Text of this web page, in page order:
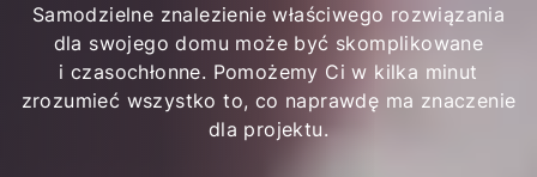
Samodzielne znalezienie właściwego rozwiązania
dla swojego domu może być skomplikowane
i czasochłonne. Pomożemy Ci w kilka minut
zrozumieć wszystko to, co naprawdę ma znaczenie
dla projektu.